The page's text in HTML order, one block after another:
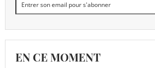
EN CE MOMENT